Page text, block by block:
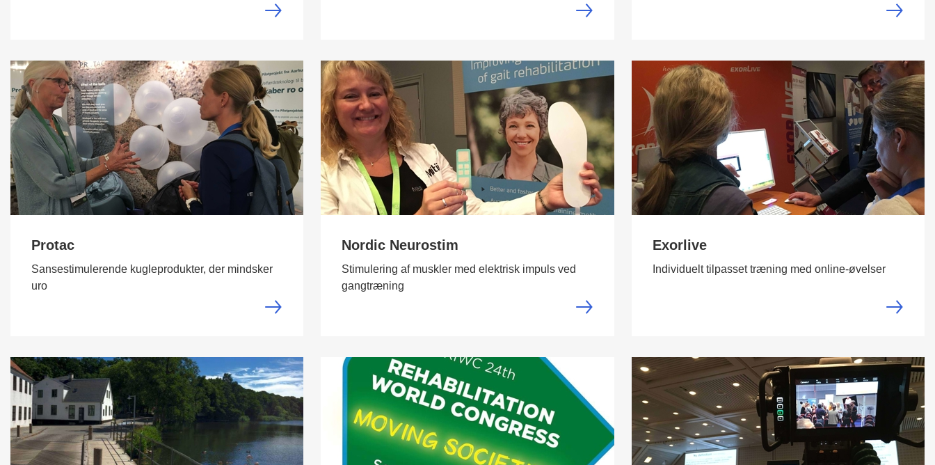
Protac
Sansestimulerende kugleprodukter, der mindsker
uro
Nordic Neurostim
Stimulering af muskler med elektrisk impuls ved
gangtræning
Exorlive
Individuelt tilpasset træning med online-øvelser